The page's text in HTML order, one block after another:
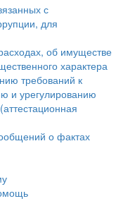
с
для
об имуществе
характера
требований к
и урегулированию
о фактах